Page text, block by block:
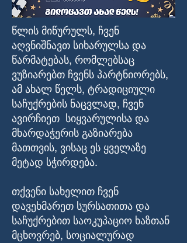
წლის მიწურულს, ჩვენ
აღვნიშნავთ სიხარულსა და
წარმატებას, რომლებსაც
ვუზიარებთ ჩვენს პარტნიორებს,
ამ ახალ წელს, ტრადიციული
საჩუქრების ნაცვლად, ჩვენ
ავირჩიეთ სიყვარულისა და
მხარდაჭერის გაზიარება
მათთვის, ვისაც ეს ყველაზე
მეტად სჭირდება.
თქვენი სახელით ჩვენ
დავეხმარეთ სურსათითა და
საჩუქრებით საოკუპაციო ხაზთან
მცხოვრებ, სოციალურად